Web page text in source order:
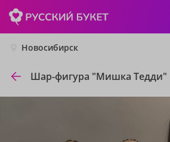
Новосибирск
Шар-фигура "Мишка Тедди"